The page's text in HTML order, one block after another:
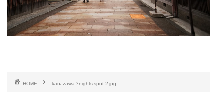
HOME kanazawa-2nights-spot-2.jpg